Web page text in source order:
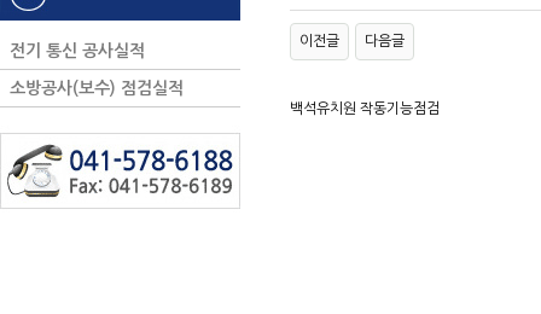
전기 통신 공사실적
소방공사(보수) 점검실적
이전글 다음글
백석유치원 작동기능점검